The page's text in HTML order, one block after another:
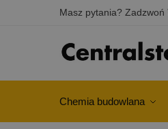
Masz pytania? Zadzwoń
Chemia budowlana